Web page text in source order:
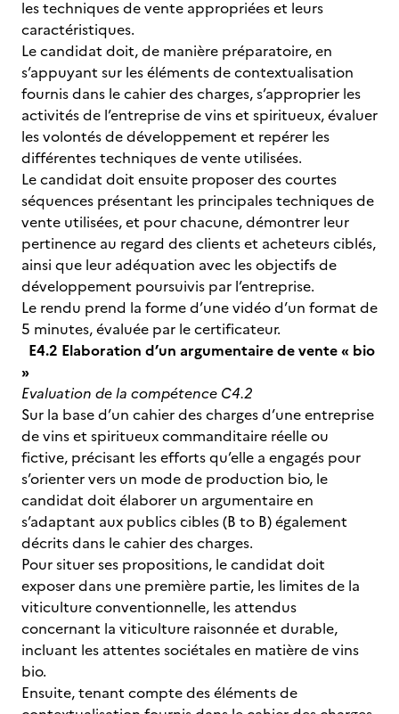
les techniques de vente appropriées et leurs
caractéristiques.
Le candidat doit, de manière préparatoire, en
s’appuyant sur les éléments de contextualisation
fournis dans le cahier des charges, s’approprier les
activités de l’entreprise de vins et spiritueux, évaluer
les volontés de développement et repérer les
différentes techniques de vente utilisées.
Le candidat doit ensuite proposer des courtes
séquences présentant les principales techniques de
vente utilisées, et pour chacune, démontrer leur
pertinence au regard des clients et acheteurs ciblés,
ainsi que leur adéquation avec les objectifs de
développement poursuivis par l’entreprise.
Le rendu prend la forme d’une vidéo d’un format de
5 minutes, évaluée par le certificateur.
E4.2 Elaboration d’un argumentaire de vente « bio
»
Evaluation de la compétence C4.2
Sur la base d’un cahier des charges d’une entreprise
de vins et spiritueux commanditaire réelle ou
fictive, précisant les efforts qu’elle a engagés pour
s’orienter vers un mode de production bio, le
candidat doit élaborer un argumentaire en
s’adaptant aux publics cibles (B to B) également
décrits dans le cahier des charges.
Pour situer ses propositions, le candidat doit
exposer dans une première partie, les limites de la
viticulture conventionnelle, les attendus
concernant la viticulture raisonnée et durable,
incluant les attentes sociétales en matière de vins
bio.
Ensuite, tenant compte des éléments de